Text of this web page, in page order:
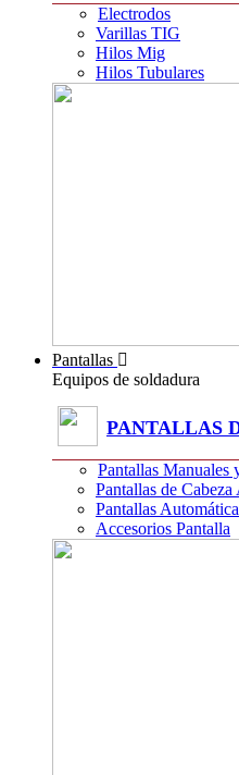
Electrodos
Varillas TIG
Hilos Mig
Hilos Tubulares
Pantallas
Equipos de soldadura
PANTALLAS
Pantallas Manuales
Pantallas de
Pantallas
Accesorios Pantalla